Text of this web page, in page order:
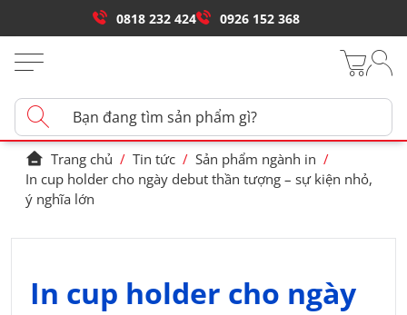
0818 232 424 0926 152 368
Trang chủ / Tin tức / Sản phẩm ngành in /
In cup holder cho ngày debut thần tượng – sự kiện nhỏ,
ý nghĩa lớn
In cup holder cho ngày